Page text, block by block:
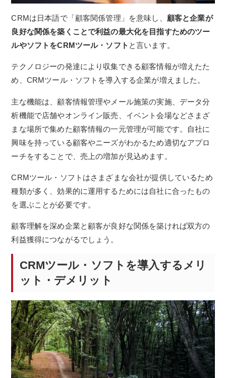
CRMは日本語で「顧客関係管理」を意味し、 顧客と企業が
良好な関係を築くことで利益の最大化を目指すためのツー
ルやソフトをCRMツール・ソフト と言います。
テクノロジーの発達により収集できる顧客情報が増えたた
め、CRMツール・ソフトを導入する企業が増えました。
主な機能は、顧客情報管理やメール施策の実施、データ分
析機能で店舗やオンライン販売、イベント会場などさまざ
まな場所で集めた顧客情報の一元管理が可能です。自社に
興味を持っている顧客やニーズがわかるため適切なアプロ
ーチをすることで、売上の増加が見込めます。
CRMツール・ソフトはさまざまな会社が提供しているため
種類が多く、効果的に運用するためには自社に合ったもの
を選ぶことが必要です。
顧客理解を深め企業と顧客が良好な関係を築ければ双方の
利益獲得につながるでしょう。
CRMツール・ソフトを導入するメリ
ット・デメリット